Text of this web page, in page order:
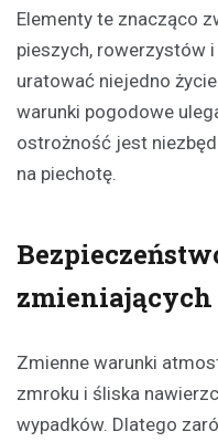
Elementy te znacząco
pieszych, rowerzystów
uratować niejedno
warunki pogodowe
ostrożność jest
na piechotę.
Zmienne warunki
zmroku i śliska
wypadków. Dlatego